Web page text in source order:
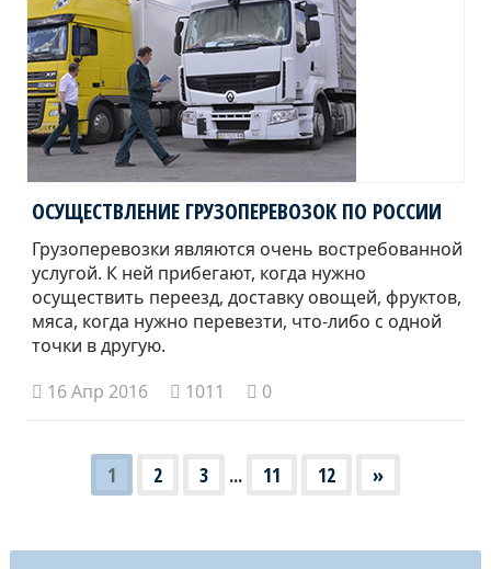
ОСУЩЕСТВЛЕНИЕ ГРУЗОПЕРЕВОЗОК ПО РОССИИ
Грузоперевозки являются очень востребованной
услугой. К ней прибегают, когда нужно
осуществить переезд, доставку овощей, фруктов,
мяса, когда нужно перевезти, что-либо с одной
точки в другую.
16 Апр 2016
1011 0
1 2 3 ... 11 12 »